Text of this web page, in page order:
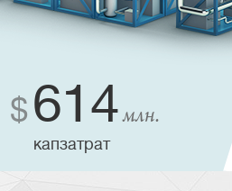
$614 млн.
капзатрат